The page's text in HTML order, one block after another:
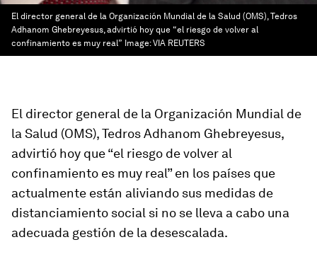
El director general de la Organización Mundial de la Salud (OMS), Tedros
Adhanom Ghebreyesus, advirtió hoy que “el riesgo de volver al
confinamiento es muy real” Image:VIA REUTERS
El director general de la Organización Mundial de
la Salud (OMS), Tedros Adhanom Ghebreyesus,
advirtió hoy que “el riesgo de volver al
confinamiento es muy real” en los países que
actualmente están aliviando sus medidas de
distanciamiento social si no se lleva a cabo una
adecuada gestión de la desescalada.